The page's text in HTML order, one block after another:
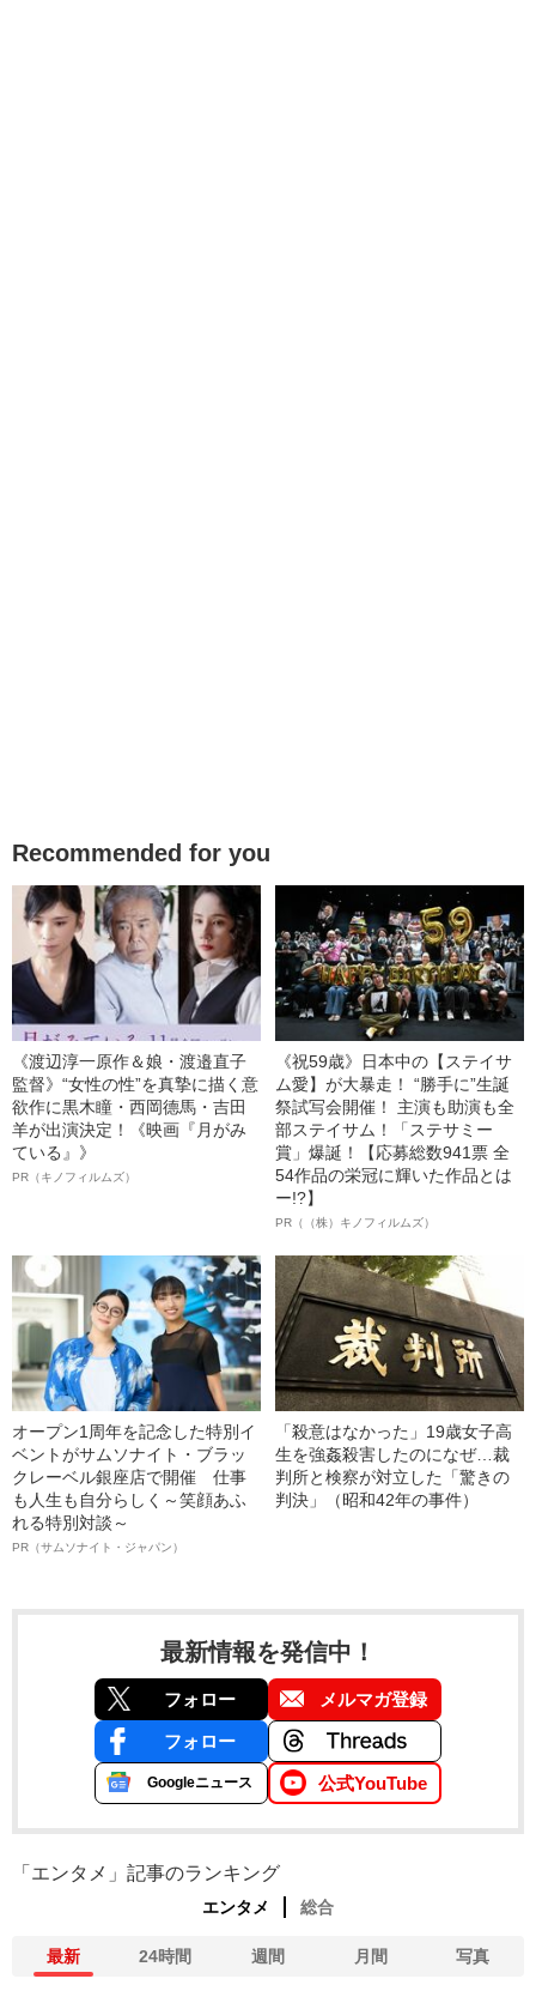
Recommended for you
《渡辺淳一原作＆娘・渡邉直子
監督》“女性の性”を真摯に描く意
欲作に黒木瞳・西岡德馬・吉田
羊が出演決定！《映画『月がみ
ている』》
PR（キノフィルムズ）
《祝59歳》日本中の【ステイサ
ム愛】が大暴走！ “勝手に”生誕
祭試写会開催！ 主演も助演も全
部ステイサム！「ステサミー
賞」爆誕！【応募総数941票 全
54作品の栄冠に輝いた作品とは
ー!?】
PR（（株）キノフィルムズ）
オープン1周年を記念した特別イ
ベントがサムソナイト・ブラッ
クレーベル銀座店で開催 仕事
も人生も自分らしく～笑顔あふ
れる特別対談～
PR（サムソナイト・ジャパン）
「殺意はなかった」19歳女子高
生を強姦殺害したのになぜ…裁
判所と検察が対立した「驚きの
判決」（昭和42年の事件）
最新情報を発信中！
フォロー メルマガ登録
フォロー
Googleニュース 公式YouTube
「エンタメ」記事のランキング
エンタメ 総合
最新 24時間 週間 月間 写真